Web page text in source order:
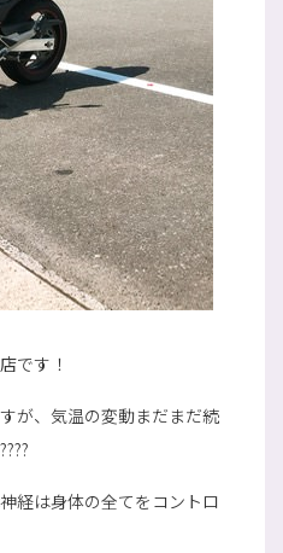
です！
が、気温の変動まだまだ続
経は身体の全てをコントロ